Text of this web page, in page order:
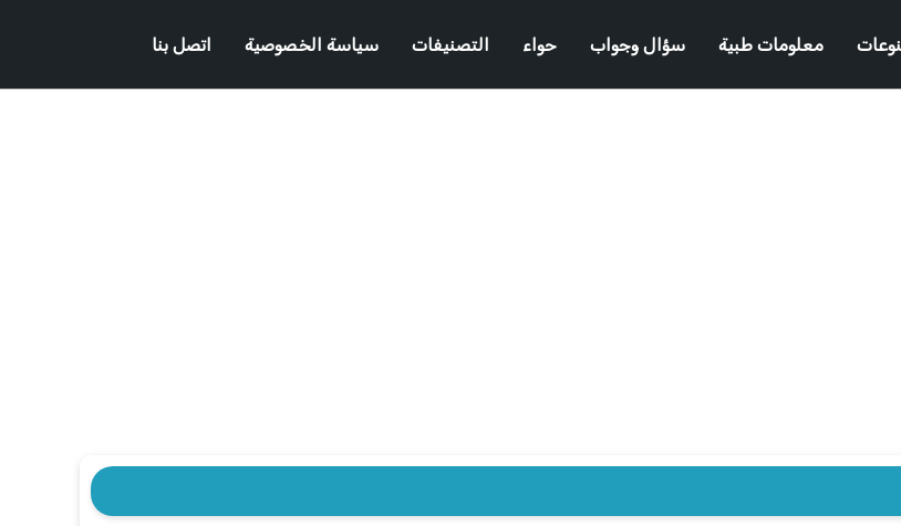
معلومات طبية سؤال وجواب حواء التصنيفات سياسة الخصوصية اتصل بنا